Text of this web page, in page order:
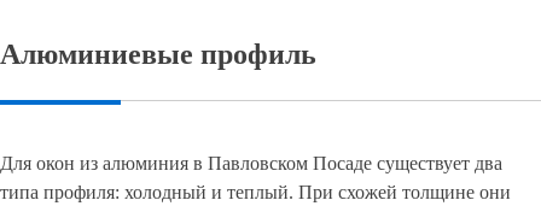
Алюминиевые профиль
Для окон из алюминия в Павловском Посаде существует два
типа профиля: холодный и теплый. При схожей толщине они